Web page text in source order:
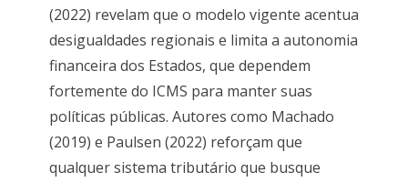
(2022) revelam que o modelo vigente acentua
desigualdades regionais e limita a autonomia
financeira dos Estados, que dependem
fortemente do ICMS para manter suas
políticas públicas. Autores como Machado
(2019) e Paulsen (2022) reforçam que
qualquer sistema tributário que busque